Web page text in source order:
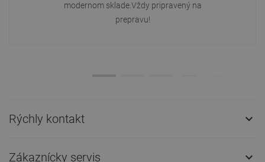
modernom sklade.Vždy pripravený na
prepravu!
Rýchly kontakt 
Zákaznícky servis 